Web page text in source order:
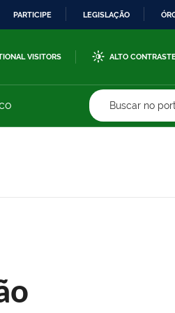
PARTICIPE LEGISLAÇÃO
VISITORS ALTO
Buscar no